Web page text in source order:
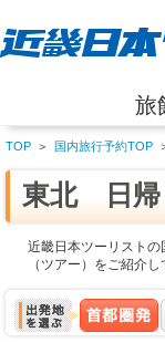
旅
TOP ＞ 国内旅行予約TOP
東北 日帰
近畿日本ツーリスト
（ツアー）をご紹介し